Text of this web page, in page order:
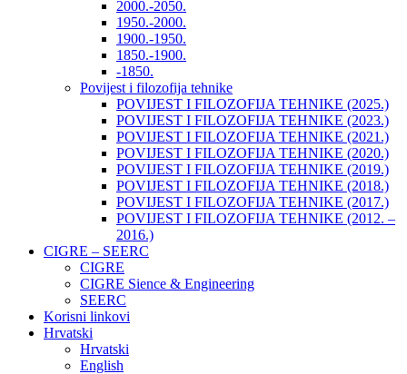
2000.-2050.
1950.-2000.
1900.-1950.
1850.-1900.
-1850.
Povijest i filozofija tehnike
POVIJEST I FILOZOFIJA TEHNIKE (2025.)
POVIJEST I FILOZOFIJA TEHNIKE (2023.)
POVIJEST I FILOZOFIJA TEHNIKE (2021.)
POVIJEST I FILOZOFIJA TEHNIKE (2020.)
POVIJEST I FILOZOFIJA TEHNIKE (2019.)
POVIJEST I FILOZOFIJA TEHNIKE (2018.)
POVIJEST I FILOZOFIJA TEHNIKE (2017.)
POVIJEST I FILOZOFIJA TEHNIKE (2012. –
2016.)
CIGRE – SEERC
CIGRE
CIGRE Sience & Engineering
SEERC
Korisni linkovi
Hrvatski
Hrvatski
English